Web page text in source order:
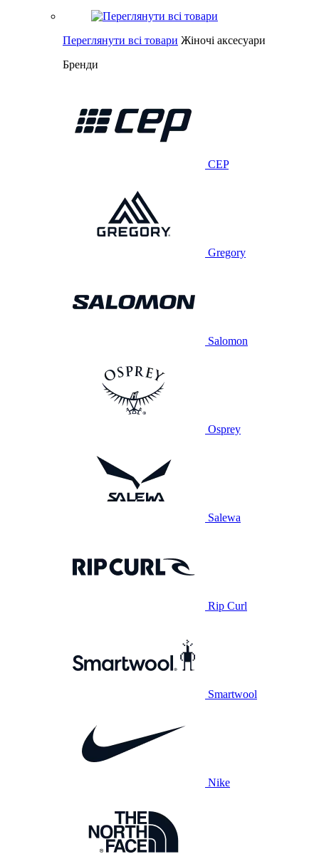
Переглянути всі товари Жіночі аксесуари
Бренди
CEP
Gregory
Salomon
Osprey
Salewa
Rip Curl
Smartwool
Nike